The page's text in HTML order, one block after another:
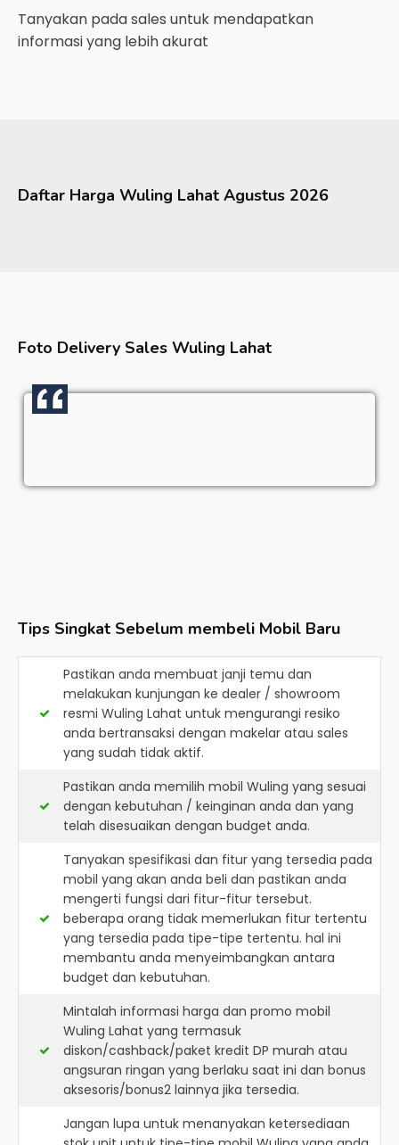
Tanyakan pada sales untuk mendapatkan
informasi yang lebih akurat
Daftar Harga Wuling Lahat Agustus 2026
Foto Delivery Sales Wuling Lahat
Tips Singkat Sebelum membeli Mobil Baru
Pastikan anda membuat janji temu dan
melakukan kunjungan ke dealer / showroom
resmi Wuling Lahat untuk mengurangi resiko
anda bertransaksi dengan makelar atau sales
yang sudah tidak aktif.
Pastikan anda memilih mobil Wuling yang sesuai
dengan kebutuhan / keinginan anda dan yang
telah disesuaikan dengan budget anda.
Tanyakan spesifikasi dan fitur yang tersedia pada
mobil yang akan anda beli dan pastikan anda
mengerti fungsi dari fitur-fitur tersebut.
beberapa orang tidak memerlukan fitur tertentu
yang tersedia pada tipe-tipe tertentu. hal ini
membantu anda menyeimbangkan antara
budget dan kebutuhan.
Mintalah informasi harga dan promo mobil
Wuling Lahat yang termasuk
diskon/cashback/paket kredit DP murah atau
angsuran ringan yang berlaku saat ini dan bonus
aksesoris/bonus2 lainnya jika tersedia.
Jangan lupa untuk menanyakan ketersediaan